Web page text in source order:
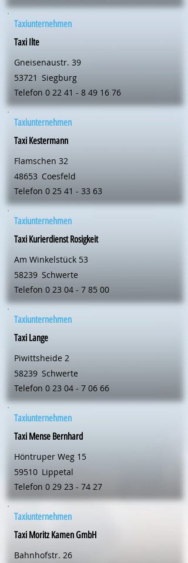
Taxiunternehmen
Taxi Ilte
Gneisenaustr. 39
53721 Siegburg
Telefon 0 22 41 - 8 49 16 76
Taxiunternehmen
Taxi Kestermann
Flamschen 32
48653 Coesfeld
Telefon 0 25 41 - 33 63
Taxiunternehmen
Taxi Kurierdienst Rosigkeit
Am Winkelstück 53
58239 Schwerte
Telefon 0 23 04 - 7 85 00
Taxiunternehmen
Taxi Lange
Piwittsheide 2
58239 Schwerte
Telefon 0 23 04 - 7 06 66
Taxiunternehmen
Taxi Mense Bernhard
Höntruper Weg 15
59510 Lippetal
Telefon 0 29 23 - 74 27
Taxiunternehmen
Taxi Moritz Kamen GmbH
Bahnhofstr. 26